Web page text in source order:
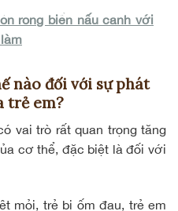
rong biển nấu canh với
nào đối với sự phát
trẻ em?
vai trò rất quan trọng tăng
cơ thể, đặc biệt là đối với
mỏi, trẻ bị ốm đau, trẻ em